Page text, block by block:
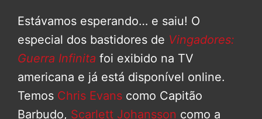
Estávamos esperando… e saiu! O
especial dos bastidores de Vingadores:
Guerra Infinita foi exibido na TV
americana e já está disponível online.
Temos Chris Evans como Capitão
Barbudo, Scarlett Johansson como a